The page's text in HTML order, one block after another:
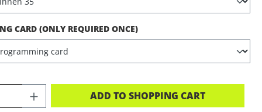
CARD (ONLY REQUIRED ONCE)
QUANTITY: ENTER THE DESIRED
ADD TO SHOPPING CART